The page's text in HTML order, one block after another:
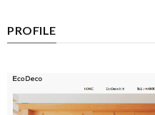
PROFILE